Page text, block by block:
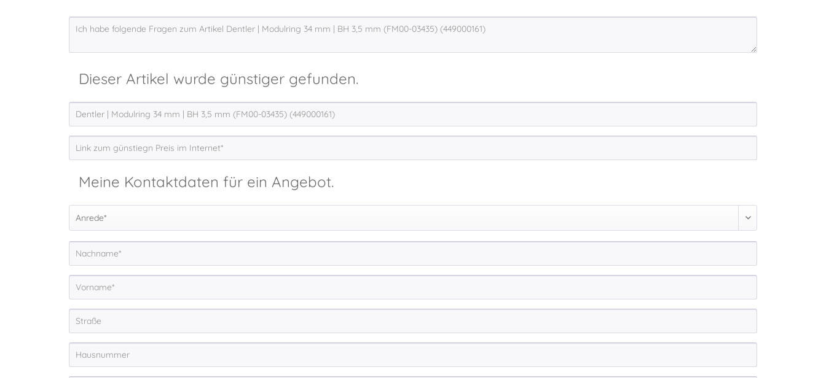
Dieser Artikel wurde günstiger gefunden.
Meine Kontaktdaten für ein Angebot.